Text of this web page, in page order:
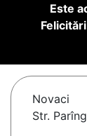
Este
Novaci
Str.